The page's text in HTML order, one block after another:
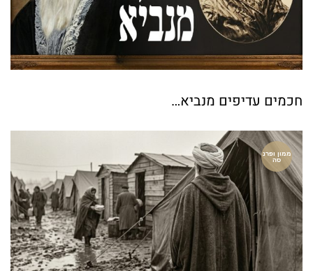
חכמים עדיפים מנביא…
ממון ופרנ
סה